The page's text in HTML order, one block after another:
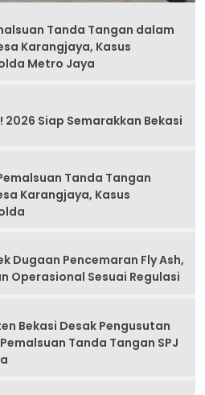
Tanda Tangan dalam
Karangjaya, Kasus
Metro Jaya
2026 Siap Semarakkan Bekasi
Tanda Tangan
Karangjaya, Kasus
Dugaan Pencemaran Fly Ash,
Operasional Sesuai Regulasi
Bekasi Desak Pengusutan
Tanda Tangan SPJ